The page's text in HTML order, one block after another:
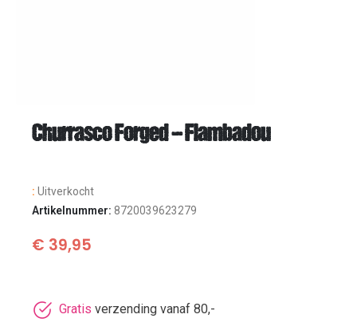
Churrasco Forged – Flambadou
: Uitverkocht
Artikelnummer: 8720039623279
€ 39,95
Gratis verzending vanaf 80,-